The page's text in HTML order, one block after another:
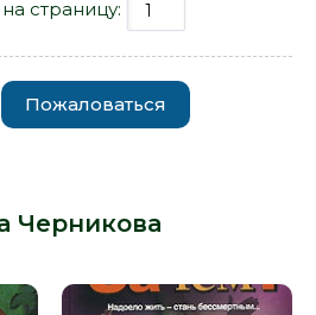
страницу:
Пожаловаться
Черникова